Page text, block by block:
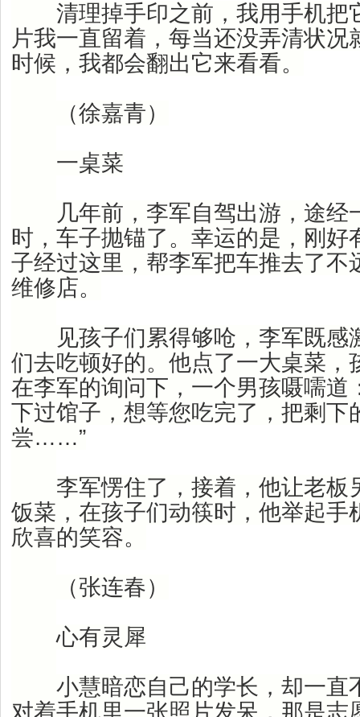
清理掉手印之前，我用手机把
片我一直留着，每当还没弄清状况
时候，我都会翻出它来看看。
（徐嘉青）
一桌菜
几年前，李军自驾出游，途经
时，车子抛锚了。幸运的是，刚好
子经过这里，帮李军把车推去了不
维修店。
见孩子们累得够呛，李军既感
们去吃顿好的。他点了一大桌菜，
在李军的询问下，一个男孩嗫嚅道
下过馆子，想等您吃完了，把剩下
尝……”
李军愣住了，接着，他让老板
饭菜，在孩子们动筷时，他举起手
欣喜的笑容。
（张连春）
心有灵犀
小慧暗恋自己的学长，却一直
对着手机里一张照片发呆，那是志